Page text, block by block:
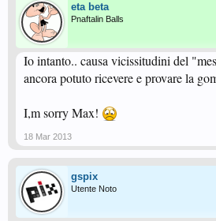
eta beta
Pnaftalin Balls
Io intanto.. causa vicissitudini del
ancora potuto ricevere e provare la
I,m sorry Max!
18 Mar 2013
gspix
Utente Noto